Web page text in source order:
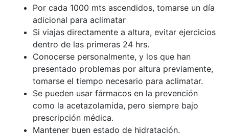
Por cada 1000 mts ascendidos, tomarse un día
adicional para aclimatar
Si viajas directamente a altura, evitar ejercicios
dentro de las primeras 24 hrs.
Conocerse personalmente, y los que han
presentado problemas por altura previamente,
tomarse el tiempo necesario para aclimatar.
Se pueden usar fármacos en la prevención
como la acetazolamida, pero siempre bajo
prescripción médica.
Mantener buen estado de hidratación.